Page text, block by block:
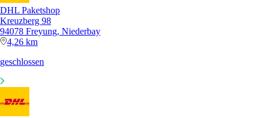
DHL Paketshop
Kreuzberg 98
94078 Freyung, Niederbay
4,26 km
geschlossen